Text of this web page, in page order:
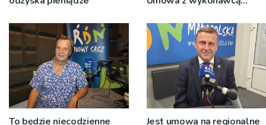
nie zostanie podpisana
To będzie niecodzienne Jest umowa na regionalne